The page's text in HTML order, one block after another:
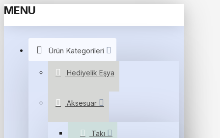
MENU
Ürün Kategorileri
Hediyelik Eşya
Aksesuar
Takı